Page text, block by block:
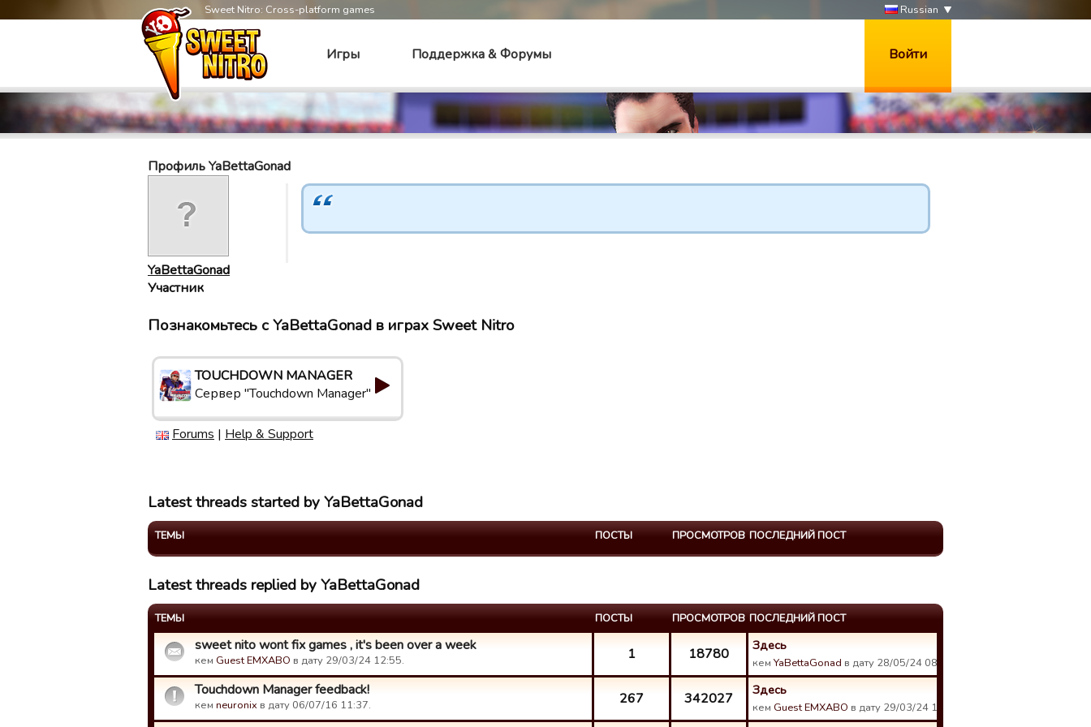
Sweet Nitro: Cross-platform games Russian
Игры Поддержка & Форумы Войти
Профиль YaBettaGonad
YaBettaGonad
Участник
Познакомьтесь с YaBettaGonad в играх Sweet Nitro
TOUCHDOWN MANAGER
Сервер "Touchdown Manager"
Forums | Help & Support
Latest threads started by YaBettaGonad
ТЕМЫ ПОСТЫ ПРОСМОТРОВ ПОСЛЕДНИЙ ПОСТ
Latest threads replied by YaBettaGonad
ТЕМЫ ПОСТЫ ПРОСМОТРОВ ПОСЛЕДНИЙ ПОСТ
sweet nito wont fix games , it's been over a week
кем Guest EMXABO в дату 29/03/24 12:55. 1 18780 Здесь
кем YaBettaGonad в дату 28/05/24 08:30.
Touchdown Manager feedback!
кем neuronix в дату 06/07/16 11:37. 267 342027 Здесь
кем Guest EMXABO в дату 29/03/24 12:49.